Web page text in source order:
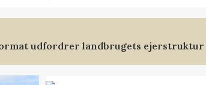
udfordrer landbrugets ejerstruktur